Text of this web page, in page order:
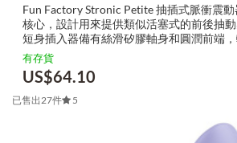
Fun Factory Stronic Petite 抽插式脈衝震
核心，設計用來提供類似活塞式的前後抽
短身插入器備有絲滑矽膠軸身和圓潤前端
焦的內部刺激以流動與節奏感呈現。光滑
有存貨
US$64.10
已售出27件 5